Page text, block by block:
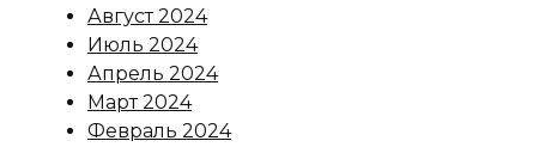
Август 2024
Июль 2024
Апрель 2024
Март 2024
Февраль 2024